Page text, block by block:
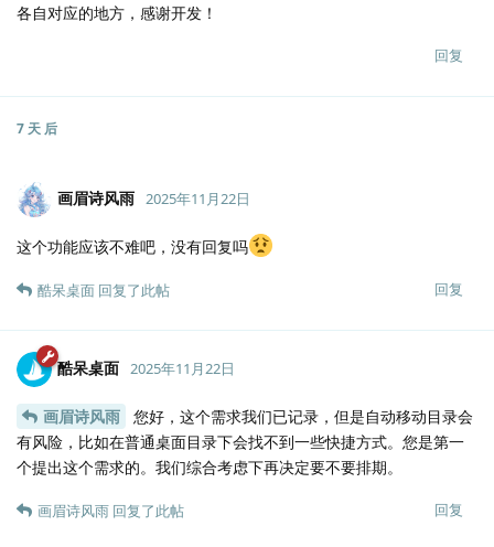
各自对应的地方，感谢开发！
回复
7 天 后
画眉诗风雨 2025年11月22日
这个功能应该不难吧，没有回复吗
回复
酷呆桌面 回复了此帖
酷呆桌面 2025年11月22日
画眉诗风雨
您好，这个需求我们已记录，但是自动移动目录会
有风险，比如在普通桌面目录下会找不到一些快捷方式。您是第一
个提出这个需求的。我们综合考虑下再决定要不要排期。
回复
画眉诗风雨 回复了此帖